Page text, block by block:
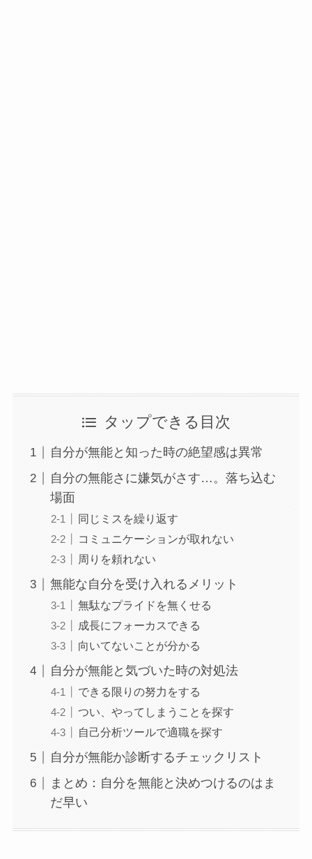
タップできる目次
自分が無能と知った時の絶望感は異常
自分の無能さに嫌気がさす…。落ち込む
場面
同じミスを繰り返す
コミュニケーションが取れない
周りを頼れない
無能な自分を受け入れるメリット
無駄なプライドを無くせる
成長にフォーカスできる
向いてないことが分かる
自分が無能と気づいた時の対処法
できる限りの努力をする
つい、やってしまうことを探す
自己分析ツールで適職を探す
自分が無能か診断するチェックリスト
まとめ：自分を無能と決めつけるのはま
だ早い